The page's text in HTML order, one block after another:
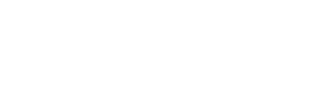
mit auf
Geben und
unterschiedlich